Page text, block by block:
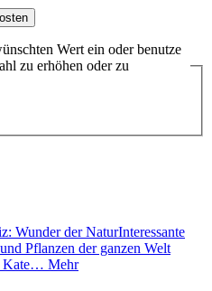
Wert ein oder benutze
zu erhöhen oder zu
Wunder der NaturInteressante
Pflanzen der ganzen Welt
Kate… Mehr